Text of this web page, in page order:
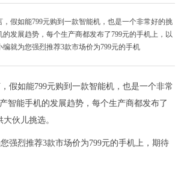
，假如能799元购到一款智能机，也是一个非常好的挑
发展趋势，每个生产商都发布了799元的手机上，以
就为您强烈推荐3款市场价为799元的手机
假如能799元购到一款智能机，也是一个非常
智能手机的发展趋势，每个生产商都发布了
伙儿挑选。
强烈推荐3款市场价为799元的手机上，期待